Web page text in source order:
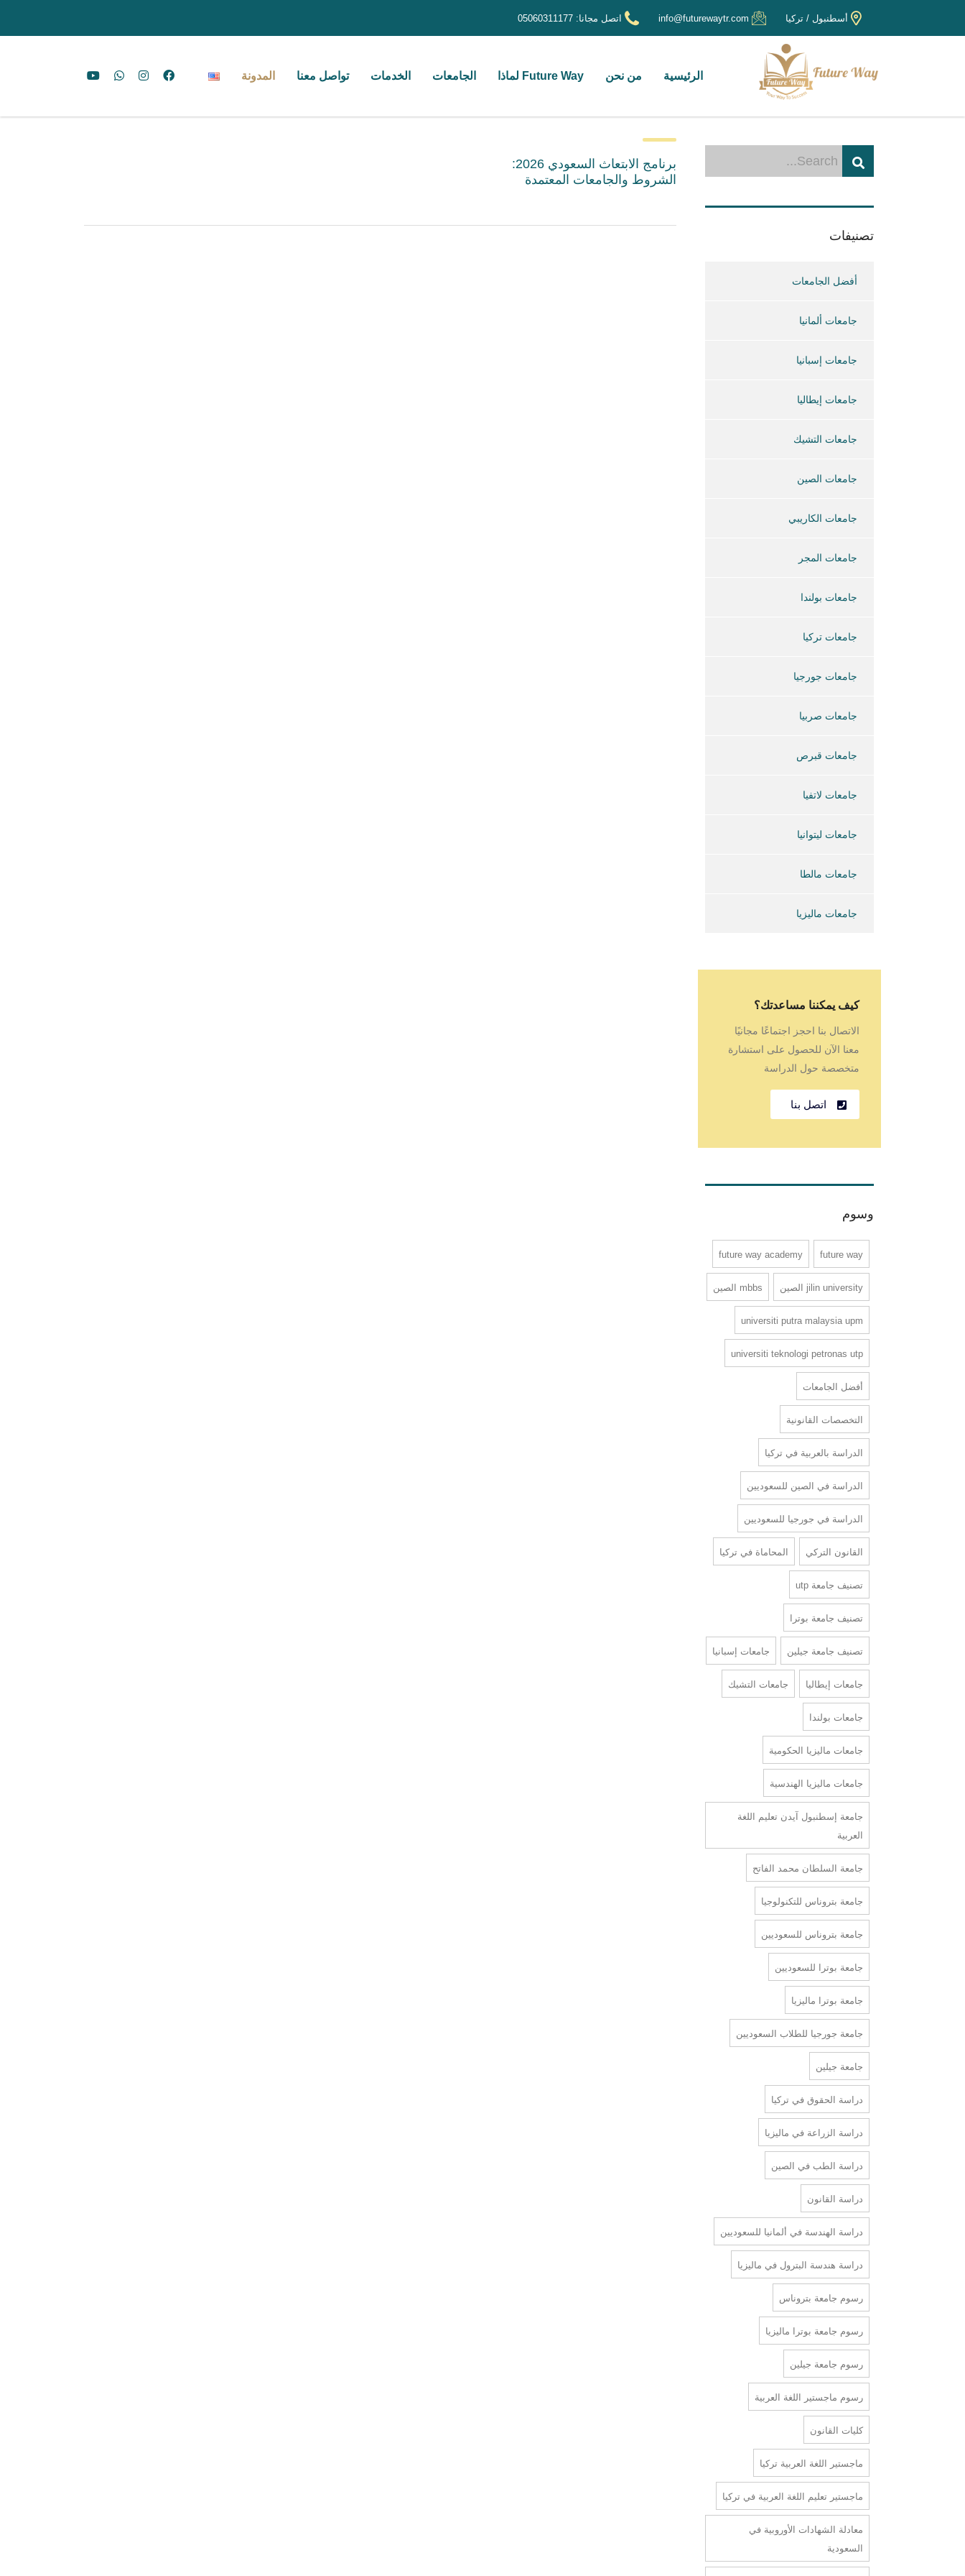
أسطنبول / تركيا info@futurewaytr.com اتصل مجانا: 05060311177
الرئيسية من نحن Future Way لماذا الجامعات الخدمات تواصل معنا المدونة
برنامج الابتعاث السعودي 2026:
الشروط والجامعات المعتمدة
تصنيفات
أفضل الجامعات
جامعات ألمانيا
جامعات إسبانيا
جامعات إيطاليا
جامعات التشيك
جامعات الصين
جامعات الكاريبي
جامعات المجر
جامعات بولندا
جامعات تركيا
جامعات جورجيا
جامعات صربيا
جامعات قبرص
جامعات لاتفيا
جامعات ليتوانيا
جامعات مالطا
جامعات ماليزيا
كيف يمكننا مساعدتك؟
الاتصال بنا احجز اجتماعًا مجانيًا
معنا الآن للحصول على استشارة
متخصصة حول الدراسة
اتصل بنا
وسوم
future way
future way academy
jilin university الصين mbbs الصين
universiti putra malaysia upm
universiti teknologi petronas utp
أفضل الجامعات
التخصصات القانونية
الدراسة بالعربية في تركيا
الدراسة في الصين للسعوديين
الدراسة في جورجيا للسعوديين
القانون التركي المحاماة في تركيا
تصنيف جامعة utp
تصنيف جامعة بوترا
تصنيف جامعة جيلين جامعات إسبانيا
جامعات إيطاليا جامعات التشيك
جامعات بولندا
جامعات ماليزيا الحكومية
جامعات ماليزيا الهندسية
جامعة إسطنبول آيدن تعليم اللغة
العربية
جامعة السلطان محمد الفاتح
جامعة بتروناس للتكنولوجيا
جامعة بتروناس للسعوديين
جامعة بوترا للسعوديين
جامعة بوترا ماليزيا
جامعة جورجيا للطلاب السعوديين
جامعة جيلين
دراسة الحقوق في تركيا
دراسة الزراعة في ماليزيا
دراسة الطب في الصين
دراسة القانون
دراسة الهندسة في ألمانيا للسعوديين
دراسة هندسة البترول في ماليزيا
رسوم جامعة بتروناس
رسوم جامعة بوترا ماليزيا
رسوم جامعة جيلين
رسوم ماجستير اللغة العربية
كليات القانون
ماجستير اللغة العربية تركيا
ماجستير تعليم اللغة العربية في تركيا
معادلة الشهادات الأوروبية في
السعودية